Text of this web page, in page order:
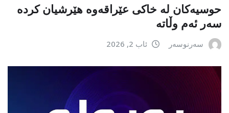
حوسیەکان لە خاکی عێراقەوە هێرشیان کردە
سەر ئەم وڵاتە
سەرنوسەر ئاب 2, 2026